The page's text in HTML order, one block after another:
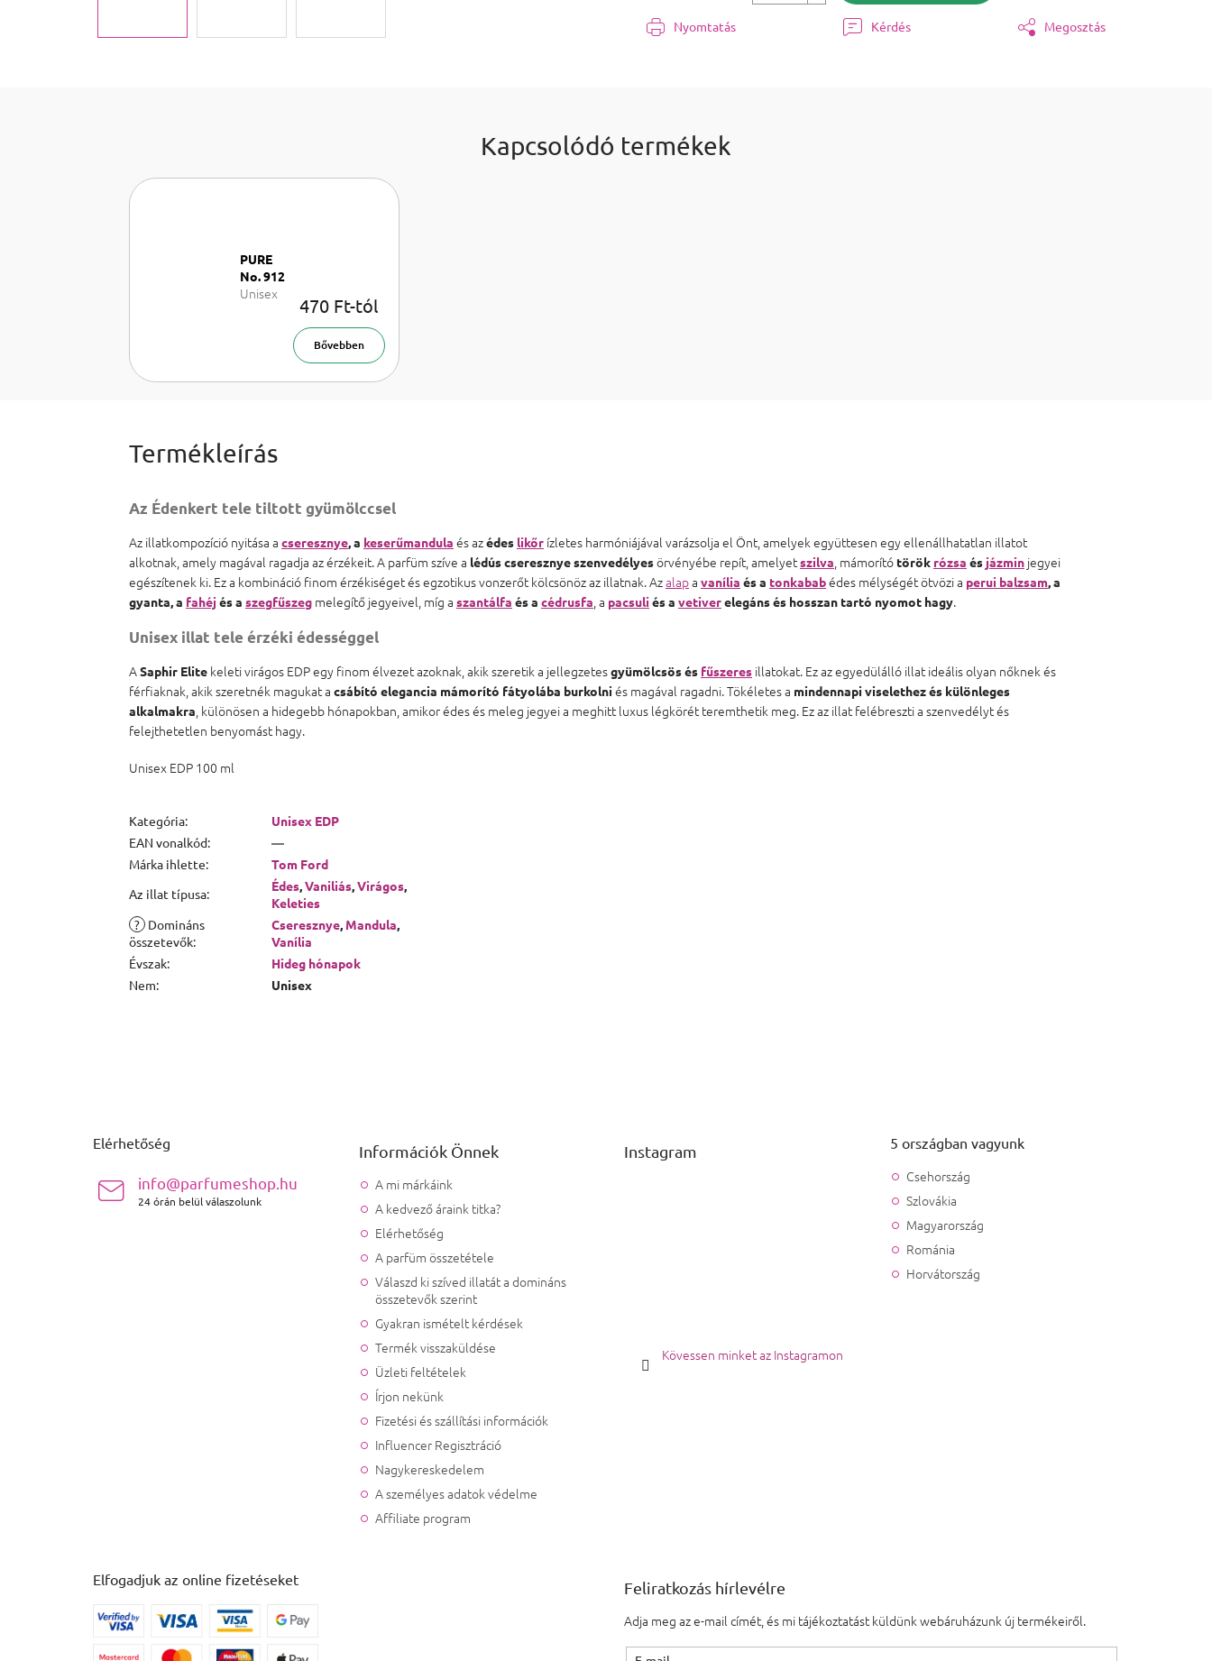
Nyomtatás Kérdés Megosztás
Kapcsolódó termékek
PURE
No. 912
Unisex
470 Ft-tól
Bővebben
Az Édenkert tele tiltott gyümölccsel
Az illatkompozíció nyitása a cseresznye, a keserűmandula és azédes likőr ízletes harmóniájával varázsolja el Önt, amelyek együttesen egy ellenállhatatlan illatot
alkotnak, amely magával ragadja az érzékeit. A parfüm szíve a lédús cseresznye szenvedélyesörvényébe repít, amelyetszilva , mámorító török rózsa és jázmin jegyei
egészítenek ki. Ez a kombináció finom érzékiséget és egzotikus vonzerőt kölcsönöz az illatnak. Azalapa vanília és a tonkababédes mélységét ötvözi a perui balzsam, a
gyanta, a fahéj és a szegfűszeg melegítő jegyeivel, míg a szantálfa és a cédrusfa , a pacsuli és a vetiverelegáns és hosszan tartó nyomot hagy.
Unisex illat tele érzéki édességgel
ASaphir Elite keleti virágos EDP egy finom élvezet azoknak, akik szeretik a jellegzetesgyümölcsös és fűszeres illatokat. Ez az egyedülálló illat ideális olyan nőknek és
férfiaknak, akik szeretnék magukat a csábító elegancia mámorító fátyolába burkolni és magával ragadni. Tökéletes a mindennapi viselethez és különleges
alkalmakra , különösen a hidegebb hónapokban, amikor édes és meleg jegyei a meghitt luxus légkörét teremthetik meg. Ez az illat felébreszti a szenvedélyt és
felejthetetlen benyomást hagy.
Unisex EDP 100 ml
Kategória:
Unisex EDP
EAN vonalkód:
—
Márka ihlette:
Tom Ford
Az illat típusa: Édes,Vaniliás,Virágos,
Keleties
? Domináns
összetevők:
Cseresznye, Mandula,
Vanília
Évszak:
Hideg hónapok
Nem: Unisex
Elérhetőség
info@parfumeshop.hu
24 órán belül válaszolunk
Információk Önnek
A mi márkáink
A kedvező áraink titka?
Elérhetőség
A parfüm összetétele
Válaszd ki szíved illatát a domináns
összetevők szerint
Gyakran ismételt kérdések
Termék visszaküldése
Üzleti feltételek
Írjon nekünk
Fizetési és szállítási információk
Influencer Regisztráció
Nagykereskedelem
A személyes adatok védelme
Affiliate program
Instagram
Kövessen minket az Instagramon
5 országban vagyunk
Csehország
Szlovákia
Magyarország
Románia
Horvátország
Elfogadjuk az online fizetéseket Feliratkozás hírlevélre
Adja meg az e-mail címét, és mi tájékoztatást küldünk webáruházunk új termékeiről.